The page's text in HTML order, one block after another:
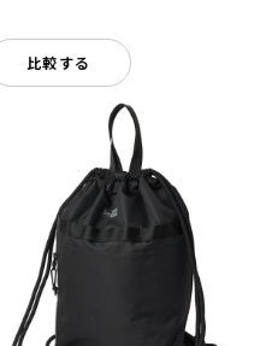
比較する